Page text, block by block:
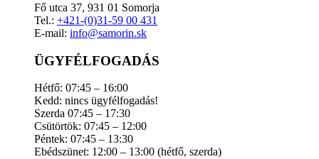
Fő utca 37, 931 01 Somorja
Tel.: +421-(0)31-59 00 431
E-mail: info@samorin.sk
ÜGYFÉLFOGADÁS
Hétfő: 07:45 – 16:00
Kedd: nincs ügyfélfogadás!
Szerda 07:45 – 17:30
Csütörtök: 07:45 – 12:00
Péntek: 07:45 – 13:30
Ebédszünet: 12:00 – 13:00 (hétfő, szerda)